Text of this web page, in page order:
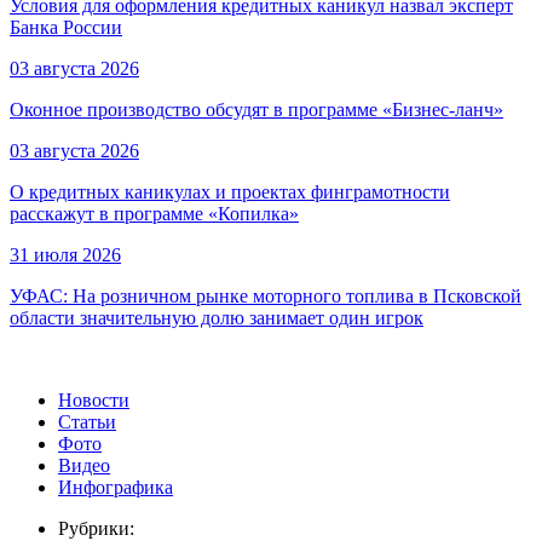
Условия для оформления кредитных каникул назвал эксперт
Банка России
03 августа 2026
Оконное производство обсудят в программе «Бизнес-ланч»
03 августа 2026
О кредитных каникулах и проектах финграмотности
расскажут в программе «Копилка»
31 июля 2026
УФАС: На розничном рынке моторного топлива в Псковской
области значительную долю занимает один игрок
Новости
Статьи
Фото
Видео
Инфографика
Рубрики: